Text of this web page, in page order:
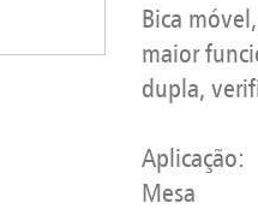
Bica
maior
dupla,
Aplicação:
Mesa